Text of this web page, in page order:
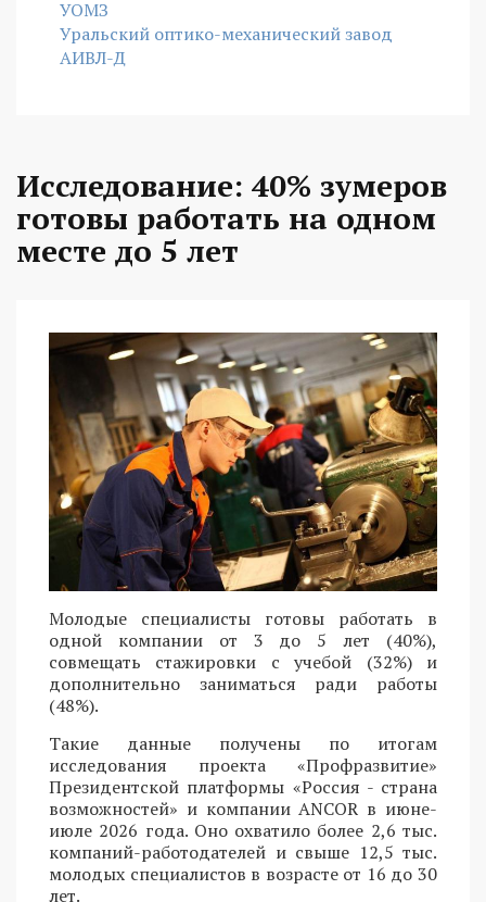
УОМЗ
Уральский оптико-механический завод
АИВЛ-Д
Исследование: 40% зумеров
готовы работать на одном
месте до 5 лет
Молодые специалисты готовы работать в
одной компании от 3 до 5 лет (40%),
совмещать стажировки с учебой (32%) и
дополнительно заниматься ради работы
(48%).
Такие данные получены по итогам
исследования проекта «Профразвитие»
Президентской платформы «Россия - страна
возможностей» и компании ANCOR в июне-
июле 2026 года. Оно охватило более 2,6 тыс.
компаний-работодателей и свыше 12,5 тыс.
молодых специалистов в возрасте от 16 до 30
лет.